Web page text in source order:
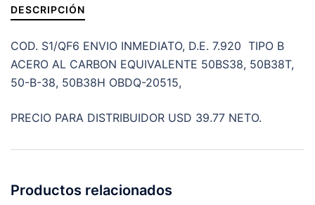
cantidad
DESCRIPCIÓN
COD. S1/QF6 ENVIO INMEDIATO, D.E. 7.920 TIPO B
ACERO AL CARBON EQUIVALENTE 50BS38, 50B38T,
50-B-38, 50B38H OBDQ-20515,
PRECIO PARA DISTRIBUIDOR USD 39.77 NETO.
Productos relacionados